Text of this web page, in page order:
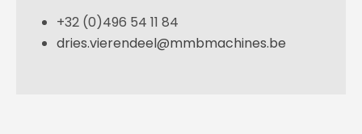
+32 (0)496 54 11 84
dries.vierendeel@mmbmachines.be